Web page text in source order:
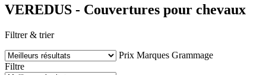
VEREDUS - Couvertures pour chevaux
Filtrer & trier
Prix Marques Grammage
Filtre